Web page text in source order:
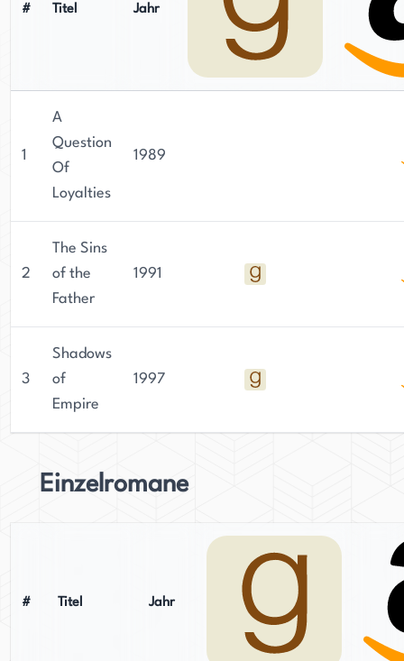
# Titel Jahr
1
A
Question
Of
Loyalties
1989
2
The Sins
of the
Father
1991
3
Shadows
of
Empire
1997
Einzelromane
# Titel Jahr